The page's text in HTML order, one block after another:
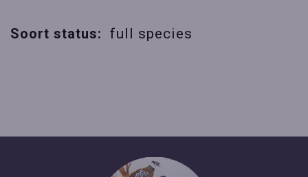
Soort status: full species